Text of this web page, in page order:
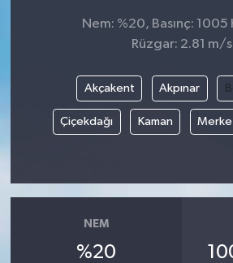
Nem: %20, Basınç: 1005
Rüzgar: 2.81 m/s
Akçakent Akpınar
Çiçekdağı Kaman
NEM
%20